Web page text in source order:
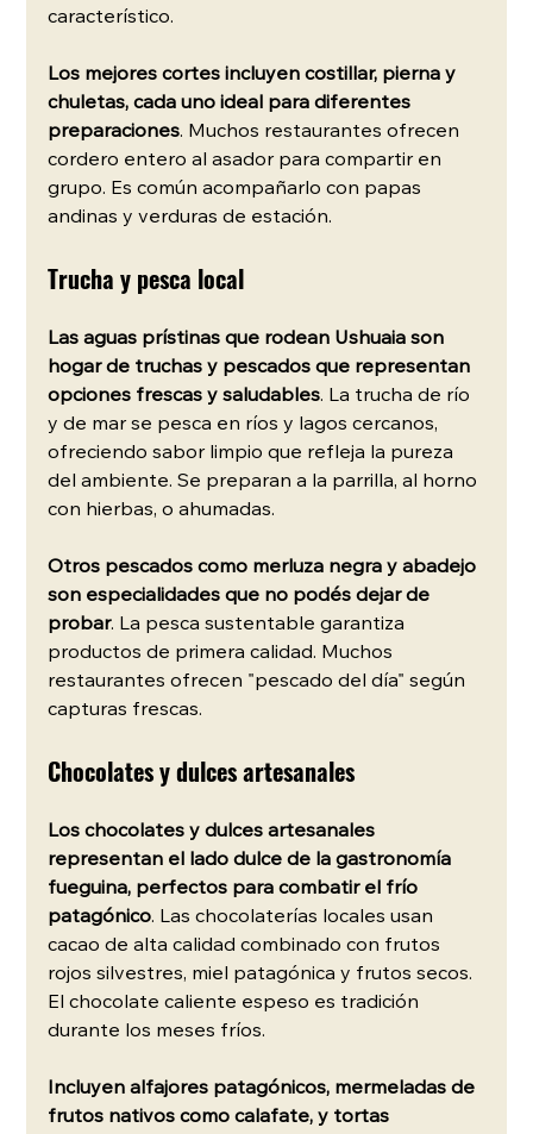
característico.
Los mejores cortes incluyen costillar, pierna y
chuletas, cada uno ideal para diferentes
preparaciones. Muchos restaurantes ofrecen
cordero entero al asador para compartir en
grupo. Es común acompañarlo con papas
andinas y verduras de estación.
Trucha y pesca local
Las aguas prístinas que rodean Ushuaia son
hogar de truchas y pescados que representan
opciones frescas y saludables. La trucha de río
y de mar se pesca en ríos y lagos cercanos,
ofreciendo sabor limpio que refleja la pureza
del ambiente. Se preparan a la parrilla, al horno
con hierbas, o ahumadas.
Otros pescados como merluza negra y abadejo
son especialidades que no podés dejar de
probar. La pesca sustentable garantiza
productos de primera calidad. Muchos
restaurantes ofrecen "pescado del día" según
capturas frescas.
Chocolates y dulces artesanales
Los chocolates y dulces artesanales
representan el lado dulce de la gastronomía
fueguina, perfectos para combatir el frío
patagónico. Las chocolaterías locales usan
cacao de alta calidad combinado con frutos
rojos silvestres, miel patagónica y frutos secos.
El chocolate caliente espeso es tradición
durante los meses fríos.
Incluyen alfajores patagónicos, mermeladas de
frutos nativos como calafate, y tortas